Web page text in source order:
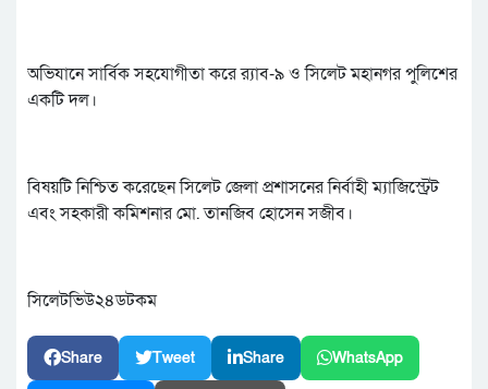
অভিযানে সার্বিক সহযোগীতা করে র‌্যাব-৯ ও সিলেট মহানগর পুলিশের
একটি দল।
বিষয়টি নিশ্চিত করেছেন সিলেট জেলা প্রশাসনের নির্বাহী ম্যাজিস্ট্রেট
এবং সহকারী কমিশনার মো. তানজিব হোসেন সজীব।
সিলেটভিউ২৪ডটকম
Share Tweet Share WhatsApp